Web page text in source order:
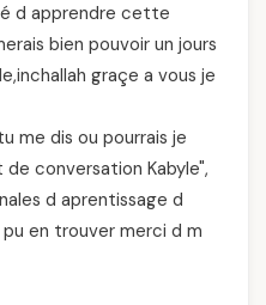
d apprendre cette
bien pouvoir un jours
graçe a vous je
me dis ou pourrais je
conversation Kabyle",
d aprentissage d
en trouver merci d m